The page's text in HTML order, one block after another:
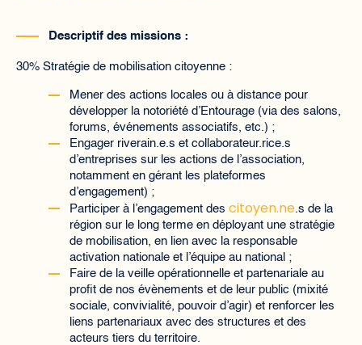
Descriptif des missions :
30% Stratégie de mobilisation citoyenne :
Mener des actions locales ou à distance pour
développer la notoriété d’Entourage (via des salons,
forums, événements associatifs, etc.) ;
Engager riverain.e.s et collaborateur.rice.s
d’entreprises sur les actions de l’association,
notamment en gérant les plateformes
d’engagement) ;
Participer à l’engagement des citoyen.ne.s de la
région sur le long terme en déployant une stratégie
de mobilisation, en lien avec la responsable
activation nationale et l’équipe au national ;
Faire de la veille opérationnelle et partenariale au
profit de nos évènements et de leur public (mixité
sociale, convivialité, pouvoir d’agir) et renforcer les
liens partenariaux avec des structures et des
acteurs tiers du territoire.